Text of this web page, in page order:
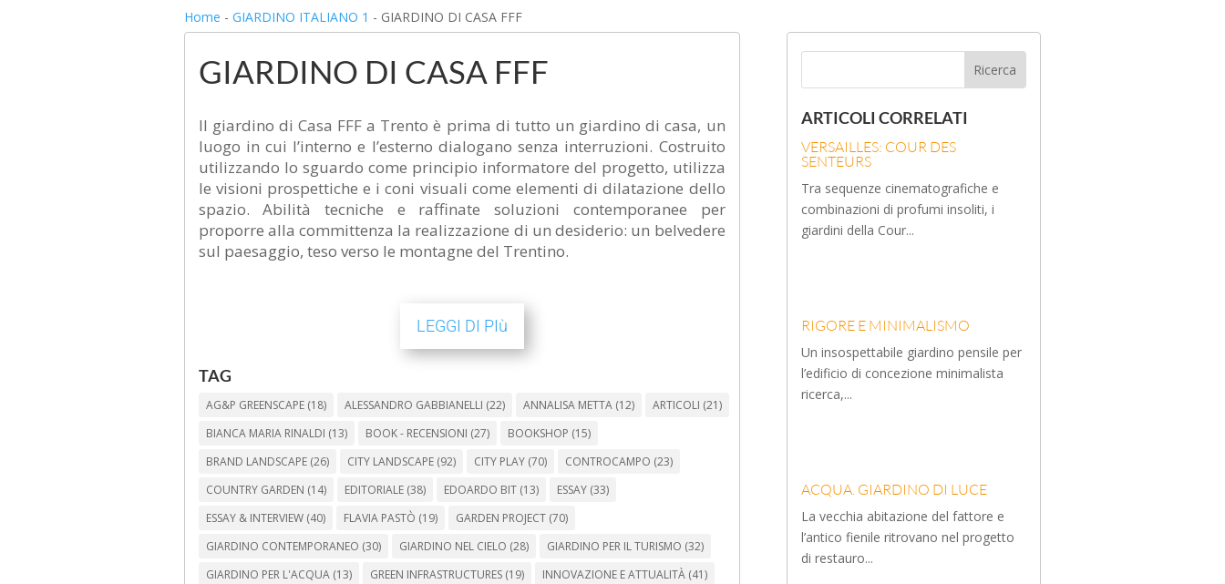
Home - GIARDINO ITALIANO 1 - GIARDINO DI CASA FFF
GIARDINO DI CASA FFF
Il giardino di Casa FFF a Trento è prima di tutto un giardino di casa, un
luogo in cui l’interno e l’esterno dialogano senza interruzioni. Costruito
utilizzando lo sguardo come principio informatore del progetto, utilizza
le visioni prospettiche e i coni visuali come elementi di dilatazione dello
spazio. Abilità tecniche e raffinate soluzioni contemporanee per
proporre alla committenza la realizzazione di un desiderio: un belvedere
sul paesaggio, teso verso le montagne del Trentino.
LEGGI DI PIù
TAG
AG&P GREENSCAPE(18) ALESSANDRO GABBIANELLI (22) ANNALISA METTA(12) ARTICOLI (21)
BIANCA MARIA RINALDI (13) BOOK - RECENSIONI (27) BOOKSHOP (15)
BRAND LANDSCAPE(26) CITY LANDSCAPE(92) CITY PLAY(70) CONTROCAMPO (23)
COUNTRY GARDEN (14) EDITORIALE(38) EDOARDO BIT(13) ESSAY(33)
ESSAY & INTERVIEW(40) FLAVIA PASTÒ (19) GARDEN PROJECT(70)
GIARDINO CONTEMPORANEO (30) GIARDINO NEL CIELO (28) GIARDINO PER IL TURISMO (32)
GIARDINO PER L'ACQUA(13) GREEN INFRASTRUCTURES(19) INNOVAZIONE E ATTUALITÀ(41)
ARTICOLI CORRELATI
VERSAILLES: COUR DES
SENTEURS
Tra sequenze cinematografiche e
combinazioni di profumi insoliti, i
giardini della Cour...
RIGORE E MINIMALISMO
Un insospettabile giardino pensile per
l’edificio di concezione minimalista
ricerca,...
ACQUA. GIARDINO DI LUCE
La vecchia abitazione del fattore e
l’antico fienile ritrovano nel progetto
di restauro...